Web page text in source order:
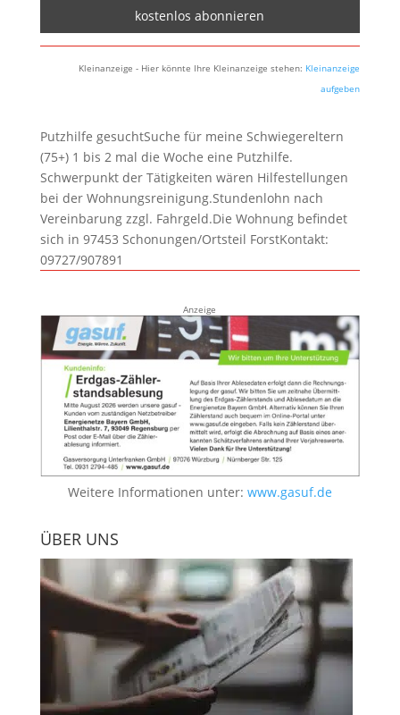
Kleinanzeige - Hier könnte Ihre Kleinanzeige stehen: Kleinanzeige
aufgeben
Putzhilfe gesuchtSuche für meine Schwiegereltern
(75+) 1 bis 2 mal die Woche eine Putzhilfe.
Schwerpunkt der Tätigkeiten wären Hilfestellungen
bei der Wohnungsreinigung.Stundenlohn nach
Vereinbarung zzgl. Fahrgeld.Die Wohnung befindet
sich in 97453 Schonungen/Ortsteil ForstKontakt:
09727/907891
Anzeige
Weitere Informationen unter: www.gasuf.de
ÜBER UNS